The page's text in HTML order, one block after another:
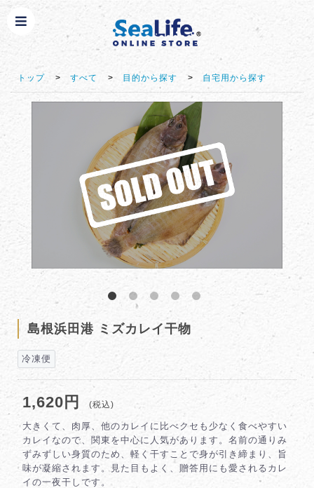
トップ > すべて > 目的から探す > 自宅用から探す
島根浜田港 ミズカレイ干物
冷凍便
1,620円 (税込)
大きくて、肉厚、他のカレイに比べクセも少なく食べやすい
カレイなので、関東を中心に人気があります。名前の通りみ
ずみずしい身質のため、軽く干すことで身が引き締まり、旨
味が凝縮されます。見た目もよく、贈答用にも愛されるカレ
イの一夜干しです。